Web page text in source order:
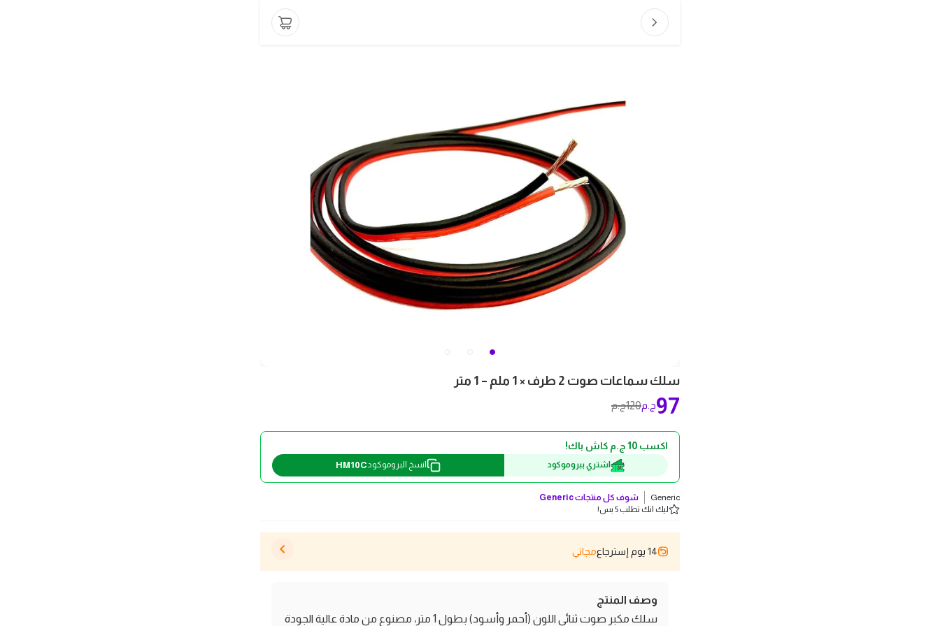
سلك سماعات صوت 2 طرف × 1 ملم – 1 متر
120ج.م 97ج.م
اكسب 10 ج.م كاش باك!
اشتري ببروموكود انسخ البروموكودHM10C
Generic شوف كل منتجاتGeneric
ليك انك تطلب 5 بس!
14 يوم إسترجاع مجاني
وصف المنتج
سلك مكبر صوت ثنائي اللون (أحمر وأسود) بطول 1 متر، مصنوع من مادة عالية الجودة